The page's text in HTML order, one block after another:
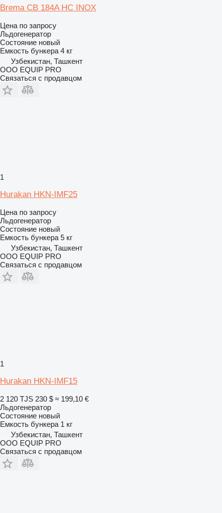
Brema CB 184A HC INOX
Цена по запросу
Льдогенератор
Состояние новый
Емкость бункера 4 кг
Узбекистан, Ташкент
OOO EQUIP PRO
Связаться с продавцом
1
Hurakan HKN-IMF25
Цена по запросу
Льдогенератор
Состояние новый
Емкость бункера 5 кг
Узбекистан, Ташкент
OOO EQUIP PRO
Связаться с продавцом
1
Hurakan HKN-IMF15
2 120 TJS 230 $ ≈ 199,10 €
Льдогенератор
Состояние новый
Емкость бункера 1 кг
Узбекистан, Ташкент
OOO EQUIP PRO
Связаться с продавцом